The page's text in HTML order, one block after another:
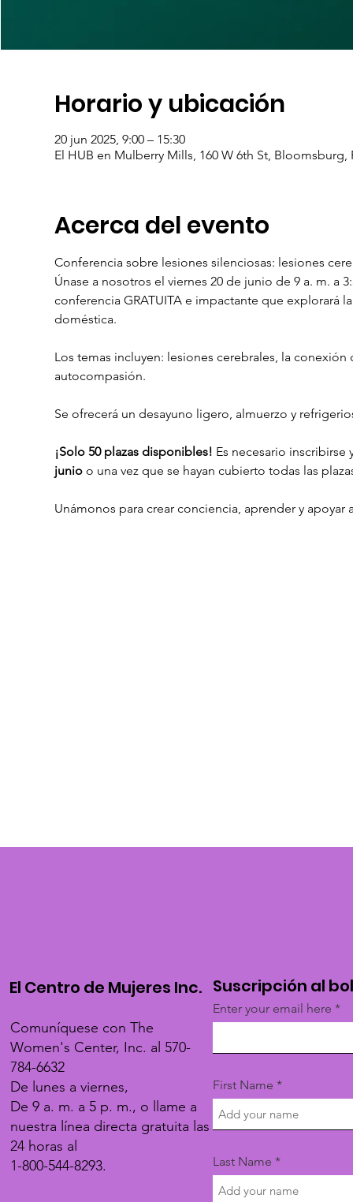
Horario y ubicación
20 jun 2025, 9:00 – 15:30
El HUB en Mulberry Mills, 160 W 6th St, Bloomsburg,
Acerca del evento
Conferencia sobre lesiones silenciosas: lesiones
Únase a nosotros el viernes 20 de junio de 9 a. m. a
conferencia GRATUITA e impactante que explorará
doméstica.
Los temas incluyen: lesiones cerebrales, la
autocompasión.
Se ofrecerá un desayuno ligero, almuerzo y
¡Solo 50 plazas disponibles! Es necesario
junio o una vez que se hayan cubierto todas las
Unámonos para crear conciencia, aprender y apoyar
El Centro de Mujeres Inc.
Comuníquese con The
Women's Center, Inc. al 570-
784-6632
De lunes a viernes,
De 9 a. m. a 5 p. m., o llame a
nuestra línea directa gratuita las
24 horas al
1-800-544-8293.
Suscripción al
Enter your email here
First Name
Last Name